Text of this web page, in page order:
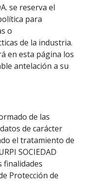
se reserva el
para
o
de la industria.
en esta página los
antelación a su
de las
de carácter
el tratamiento de
SOCIEDAD
finalidades
Protección de